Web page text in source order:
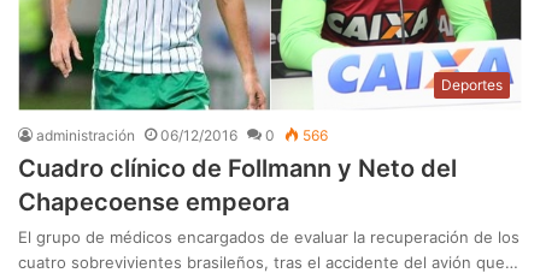
Deportes
administración 06/12/2016 0 566
Cuadro clínico de Follmann y Neto del
Chapecoense empeora
El grupo de médicos encargados de evaluar la recuperación de los
cuatro sobrevivientes brasileños, tras el accidente del avión que…